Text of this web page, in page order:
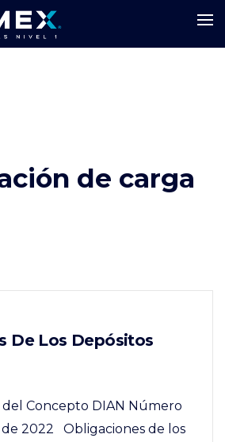
de carga
De Los Depósitos
del Concepto DIAN Número
de 2022 Obligaciones de los